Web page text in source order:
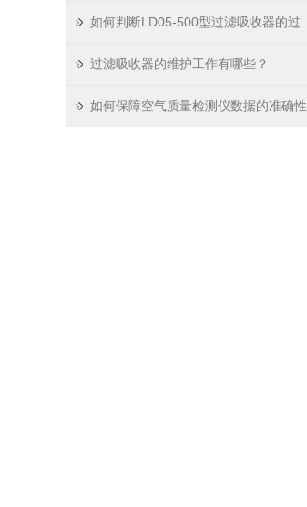
过滤吸收器的维护工作有哪些？
如何保障空气质量检测仪数据的准确性